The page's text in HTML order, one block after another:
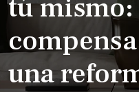
tú mismo:
una